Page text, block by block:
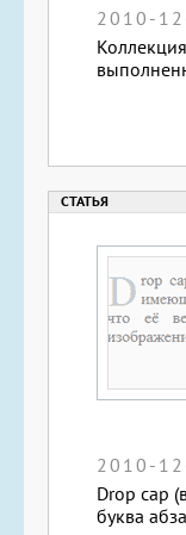
2010-
2010-
Drop cap
буква